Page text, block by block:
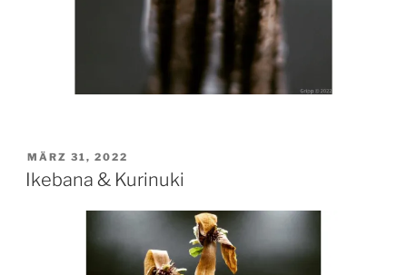
VERÖFFENTLICHT
AM
MÄRZ 31, 2022
Ikebana & Kurinuki